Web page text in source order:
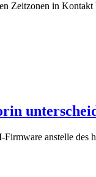
Zeitzonen in
anstelle des